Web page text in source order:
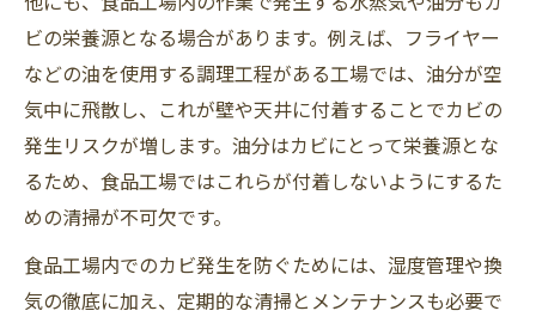
ビの栄養源となる場合があります。例えば、フライヤー
などの油を使用する調理工程がある工場では、油分が空
気中に飛散し、これが壁や天井に付着することでカビの
発生リスクが増します。油分はカビにとって栄養源とな
るため、食品工場ではこれらが付着しないようにするた
めの清掃が不可欠です。
食品工場内でのカビ発生を防ぐためには、湿度管理や換
気の徹底に加え、定期的な清掃とメンテナンスも必要で